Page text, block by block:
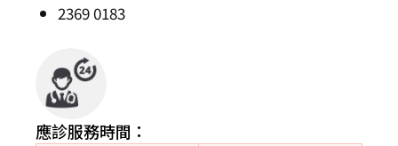
2369 0183
應診服務時間：